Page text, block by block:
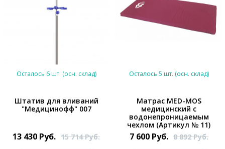
Осталось 6 шт. (осн. склад)
Штатив для вливаний
"Медицинофф" 007
13 430 Руб. 15 714Руб.
*}
Осталось 5 шт. (осн. склад)
Матрас MED-MOS
медицинский с
водонепроницаемым
чехлом (Артикул № 11)
7 600 Руб. 8 892Руб.